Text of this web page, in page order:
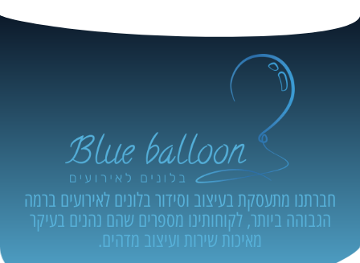
חברתנו מתעסקת בעיצוב וסידור בלונים לאירועים ברמה
הגבוהה ביותר, לקוחותינו מספרים שהם נהנים בעיקר
מאיכות שירות ועיצוב מדהים.